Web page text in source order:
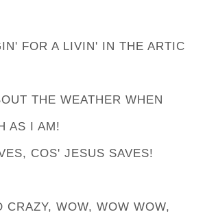
FOR A LIVIN' IN THE ARTIC
THE WEATHER WHEN
AS I AM!
COS' JESUS SAVES!
CRAZY, WOW, WOW WOW,